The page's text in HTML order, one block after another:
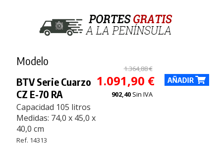
Modelo
BTV Serie Cuarzo
CZ E-70 RA
Capacidad 105 litros
Medidas: 74,0 x 45,0 x
40,0 cm
Ref. 14313
1.364,88 €
1.091,90 €
902,40 Sin IVA